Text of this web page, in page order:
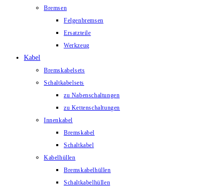
Bremsen
Felgenbremsen
Ersatzteile
Werkzeug
Kabel
Bremskabelsets
Schaltkabelsets
zu Nabenschaltungen
zu Kettenschaltungen
Innenkabel
Bremskabel
Schaltkabel
Kabelhüllen
Bremskabelhüllen
Schaltkabelhüllen